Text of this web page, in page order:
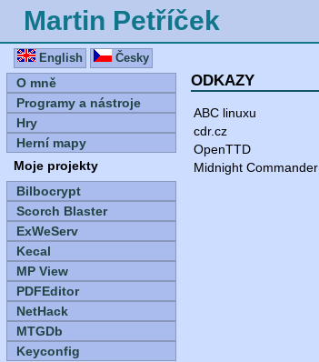
Martin Petříček
English Česky
O mně
Programy a nástroje
Hry
Herní mapy
Moje projekty
Bilbocrypt
Scorch Blaster
ExWeServ
Kecal
MP View
PDFEditor
NetHack
MTGDb
Keyconfig
ODKAZY
ABC linuxu
cdr.cz
OpenTTD
Midnight Commander